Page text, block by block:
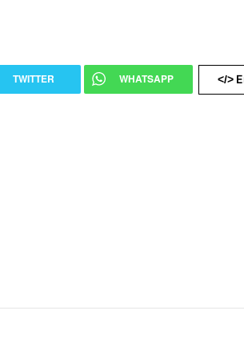
TWITTER WHATSAPP </>